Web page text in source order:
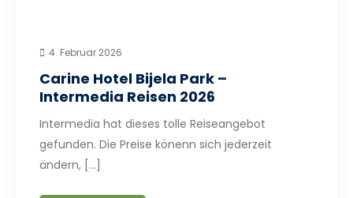
4. Februar 2026
Carine Hotel Bijela Park –
Intermedia Reisen 2026
Intermedia hat dieses tolle Reiseangebot
gefunden. Die Preise könenn sich jederzeit
ändern, […]